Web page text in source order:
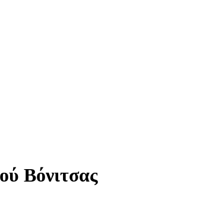
Βόνιτσας